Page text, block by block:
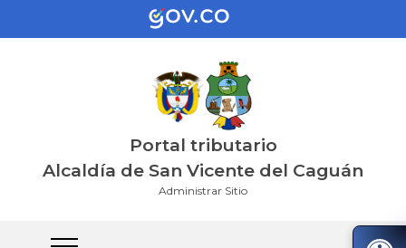
Portal tributario
Alcaldía de San Vicente del Caguán
Administrar Sitio